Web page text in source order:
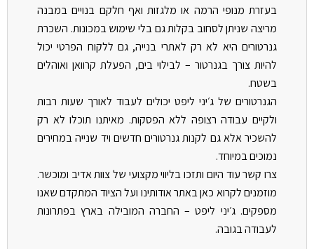
בעזרת מנופי הרמה או מלגזות ואף חלקם בנויים במבנה
מריצה שניתן לסחוב בקלות גם בלי שימוש במכונות. השכרת
גנרטורים היא לא רק לאתרי בנייה, גם ללקוח הפרטי יכול
להיות צורך בגנרטור – לבילוי בים, הפעלת קרוואן ואוהלים
בשטח.
הגנרטורים של ג׳יני ליפט יכולים לעבוד לאורך שעות רבות
ולקיים עבודה רצופה ללא הפסקות. מאיתנו תוכלו לא רק
להשכיר אלא גם לקנות גנרטורים חדשים ויד שנייה במחירים
נמוכים במיוחד.
צרו קשר עוד היום ותזכו בליווי מקצועי של צוות אדיב ומוכשר.
מוזמנים לקרוא כאן באתר אודותינו ועל הציוד המתקדם שאנו
מספקים. ג׳יני ליפט – החברה המובילה בארץ בפתרונות
לעבודה בגובה.